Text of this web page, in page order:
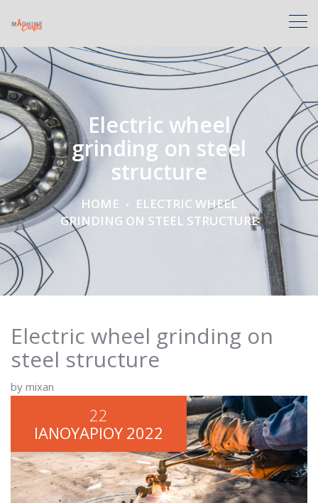
Electric wheel
grinding on steel
structure
HOME
ELECTRIC WHEEL
GRINDING ON STEEL STRUCTURE
Electric wheel grinding on
steel structure
by mixan
22
ΙΑΝΟΥΑΡΊΟΥ 2022